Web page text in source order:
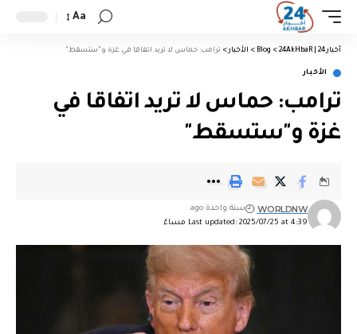
Aa
أخبار 24 | 24AkHbaR >
Blog
> الأخبار > ترامب: حماس لا تريد اتفاقا في غزة و"ستسقط"
الأخبار
ترامب: حماس لا تريد اتفاقا في
غزة و"ستسقط"
Last updated: 2025/07/25 at 4:39 مساءً
WORLDNW سنة واحدة ago